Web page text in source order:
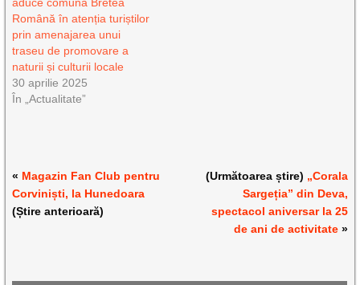
Română în atenția turiștilor
prin amenajarea unui
traseu de promovare a
naturii și culturii locale
30 aprilie 2025
În „Actualitate”
« Magazin Fan Club pentru
Corviniști, la Hunedoara
(Știre anterioară)
(Următoarea știre) „Corala
Sargeția” din Deva,
spectacol aniversar la 25
de ani de activitate»